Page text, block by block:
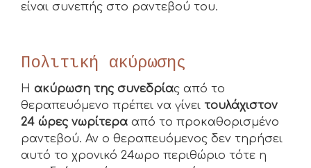
είναι συνεπής στο ραντεβού του.
Πολιτική ακύρωσης
Η ακύρωση της συνεδρίας από το
θεραπευόμενο πρέπει να γίνει τουλάχιστον
24 ώρες νωρίτερα από το προκαθορισμένο
ραντεβού. Αν ο θεραπευόμενος δεν τηρήσει
αυτό το χρονικό 24ωρο περιθώριο τότε η